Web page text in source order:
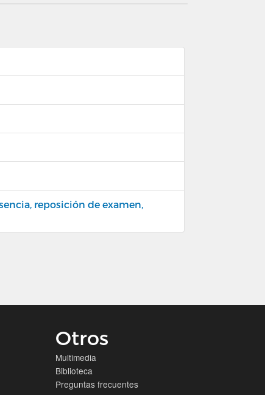
reposición de examen,
Otros
Multimedia
Biblioteca
Preguntas frecuentes